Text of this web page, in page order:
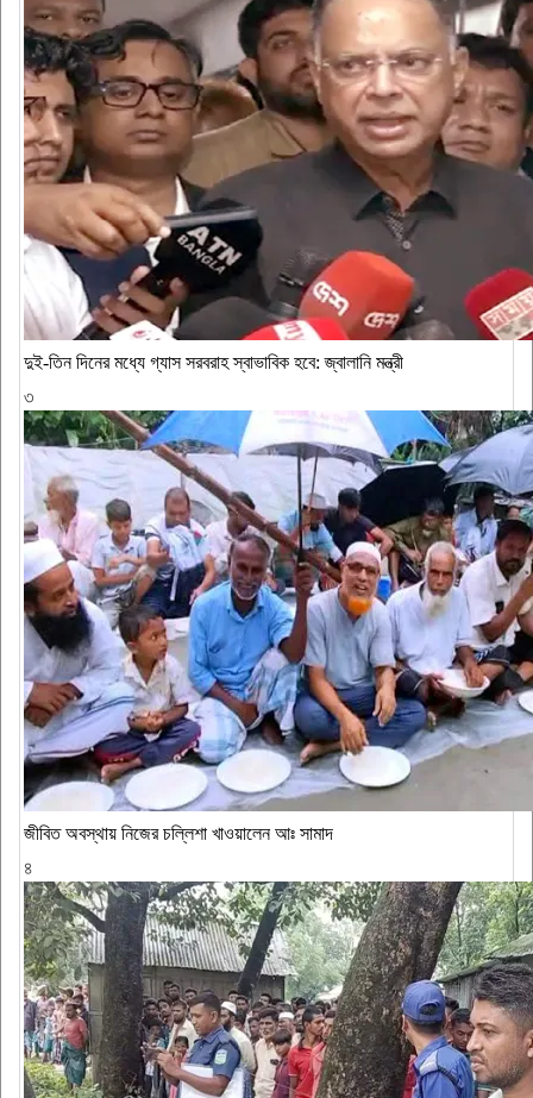
দুই-তিন দিনের মধ্যে গ্যাস সরবরাহ স্বাভাবিক হবে: জ্বালানি মন্ত্রী
৩
জীবিত অবস্থায় নিজের চল্লিশা খাওয়ালেন আঃ সামাদ
৪